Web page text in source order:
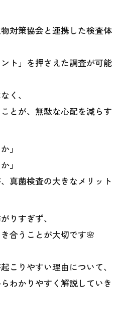
対策協会と連携した検査体
ト」を押さえた調査が可能
く、
とが、無駄な心配を減らす
」
」
真菌検査の大きなメリット
りすぎず、
合うことが大切です🌸
こりやすい理由について、
わかりやすく解説していき